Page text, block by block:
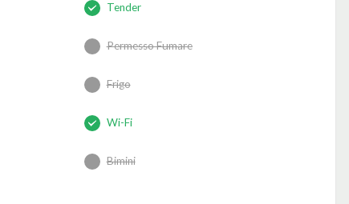
Tender
Permesso Fumare
Frigo
Wi-Fi
Bimini